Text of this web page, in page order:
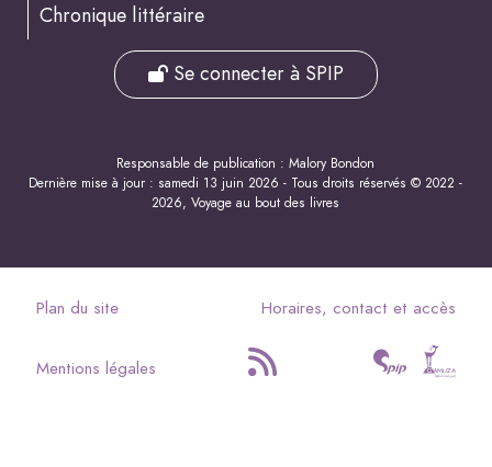
Chronique littéraire
Se connecter à SPIP
Responsable de publication : Malory Bondon
Dernière mise à jour : samedi 13 juin 2026 - Tous droits réservés © 2022 -
2026, Voyage au bout des livres
Plan du site Horaires, contact et accès
Mentions légales